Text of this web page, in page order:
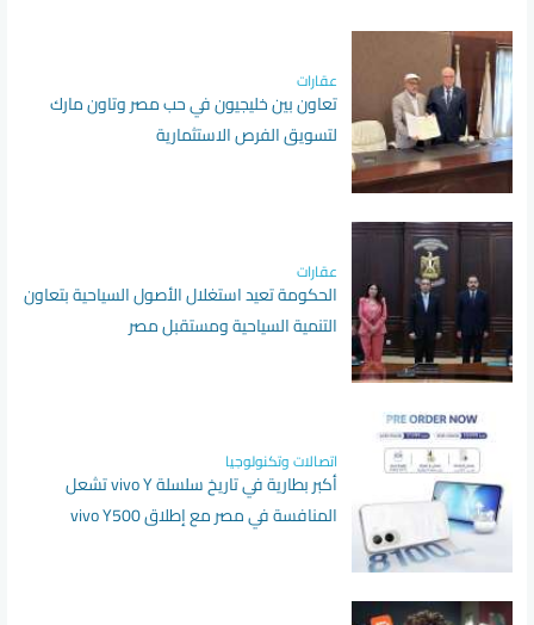
عقارات
تعاون بين خليجيون في حب مصر وتاون مارك
لتسويق الفرص الاستثمارية
عقارات
الحكومة تعيد استغلال الأصول السياحية بتعاون
التنمية السياحية ومستقبل مصر
اتصالات وتكنولوجيا
أكبر بطارية في تاريخ سلسلة vivo Y تشعل
المنافسة في مصر مع إطلاق vivo Y500